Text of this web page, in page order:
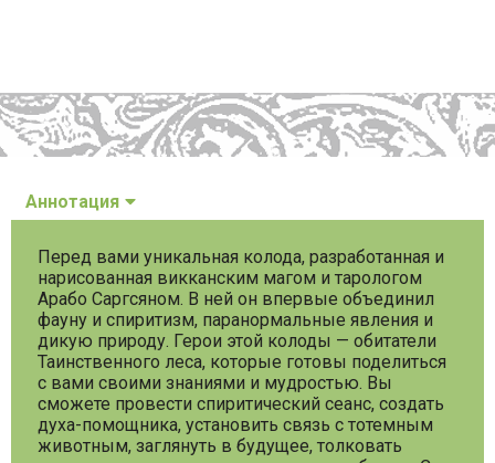
Аннотация
Перед вами уникальная колода, разработанная и
нарисованная викканским магом и тарологом
Арабо Саргсяном. В ней он впервые объединил
фауну и спиритизм, паранормальные явления и
дикую природу. Герои этой колоды — обитатели
Таинственного леса, которые готовы поделиться
с вами своими знаниями и мудростью. Вы
сможете провести спиритический сеанс, создать
духа-помощника, установить связь с тотемным
животным, заглянуть в будущее, толковать